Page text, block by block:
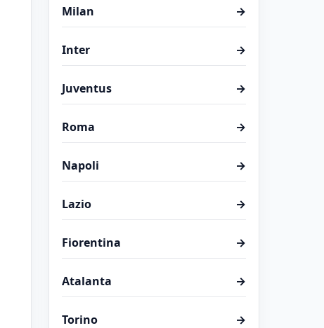
Milan →
Inter →
Juventus →
Roma →
Napoli →
Lazio →
Fiorentina →
Atalanta →
Torino →